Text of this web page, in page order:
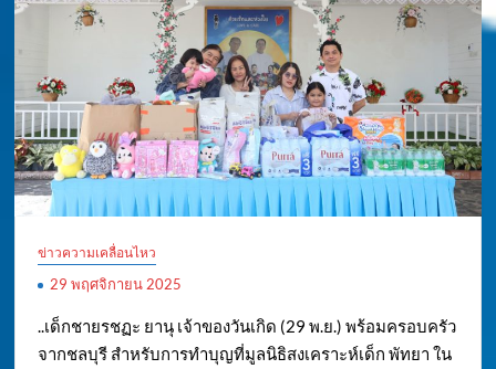
ข่าวความเคลื่อนไหว
29 พฤศจิกายน 2025
..เด็กชายรชฏะ ยานุ เจ้าของวันเกิด (29 พ.ย.) พร้อมครอบครัว
จากชลบุรี สำหรับการทำบุญที่มูลนิธิสงเคราะห์เด็ก พัทยา ใน